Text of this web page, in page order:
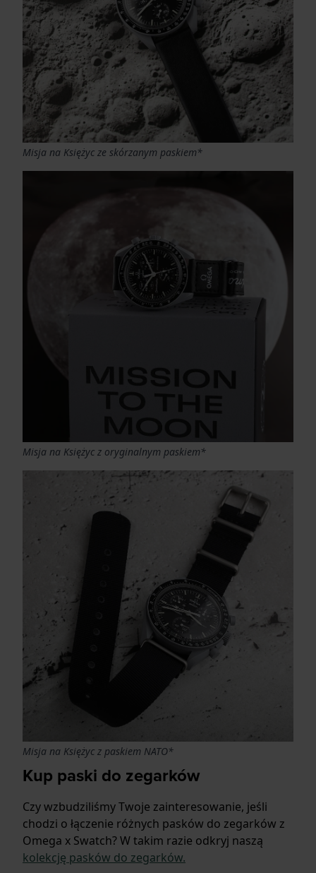
Misja na Księżyc ze skórzanym paskiem*
Misja na Księżyc z oryginalnym paskiem*
Misja na Księżyc z paskiem NATO*
Kup paski do zegarków
Czy wzbudziliśmy Twoje zainteresowanie, jeśli
chodzi o łączenie różnych pasków do zegarków z
Omega x Swatch? W takim razie odkryj naszą
kolekcję pasków do zegarków.